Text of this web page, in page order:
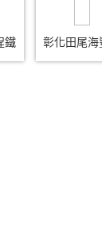
鐵 彰化田尾海